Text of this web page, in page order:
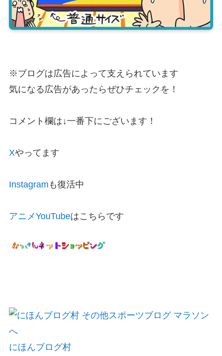
※ブログは広告によって支えられています
気になる広告があったらぜひチェックを！
コメント欄は↓一番下にございます！
Xやってます
Instagram も復活中
アニメYouTubeはこちらです
にほんブログ村